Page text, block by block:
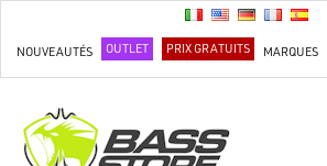
NOUVEAUTÉS OUTLET PRIX GRATUITS MARQUES